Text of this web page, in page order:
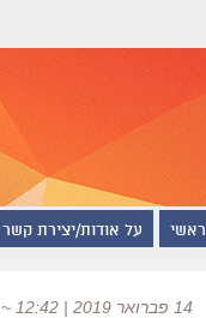
ראשי על אודות/יצירת קשר
14 פברואר 2019 | 12:42 ~